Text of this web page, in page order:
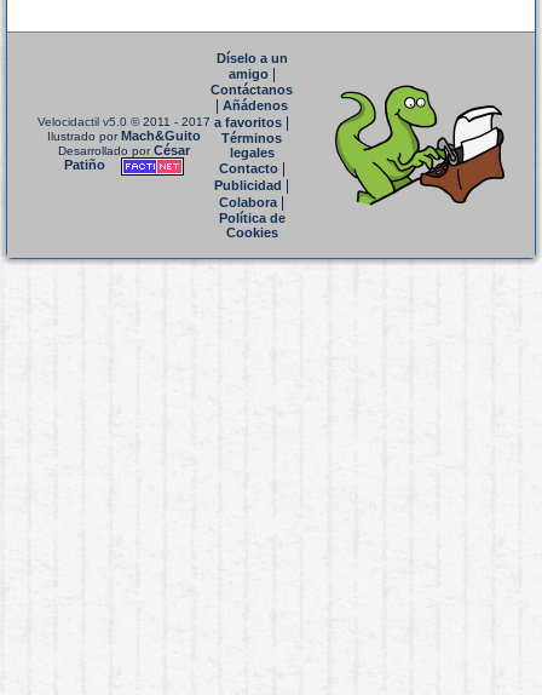
Velocidactil v5.0 © 2011 - 2017
Ilustrado porMach&Guito
Desarrollado porCésar
Patiño
Díselo a un
amigo|
Contáctanos
Añádenos
a favoritos
Términos
legales
Contacto|
Publicidad
Colabora|
Política de
Cookies